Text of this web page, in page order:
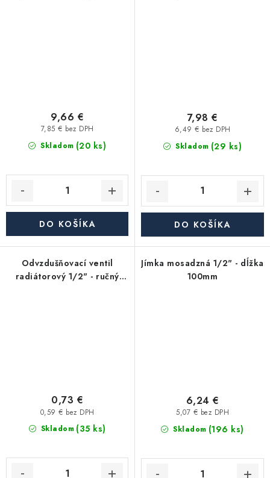
Skladom (20 ks)
7,85 € bez DPH
9,66 €
DO KOŠÍKA
Skladom (29 ks)
6,49 € bez DPH
7,98 €
DO KOŠÍKA
Odvzdušňovací ventil
radiátorový 1/2" - ručný
Skladom (35 ks)
0,59 € bez DPH
0,73 €
Jímka mosadzná 1/2" - dĺžka
100mm
Skladom (196 ks)
5,07 € bez DPH
6,24 €